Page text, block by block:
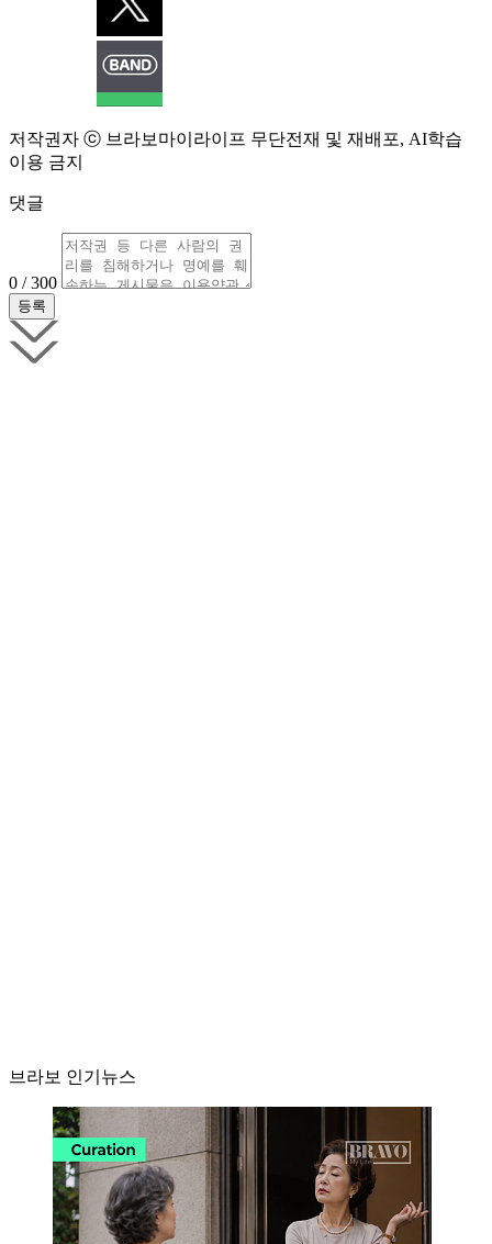
저작권자 ⓒ 브라보마이라이프 무단전재 및 재배포, AI학습
이용 금지
댓글
0 / 300
브라보 인기뉴스